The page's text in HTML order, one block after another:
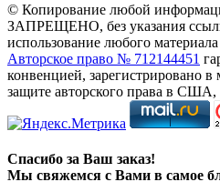
© Копирование любой
ЗАПРЕЩЕНО, без указания
использование любого материала
Авторское право № 712144451
конвенцией, зарегистрировано
защите авторского права в
Спасибо за Ваш заказ!
Мы свяжемся с Вами в самое